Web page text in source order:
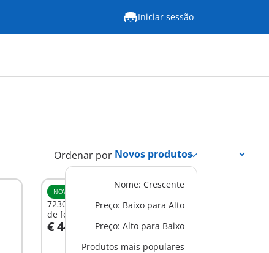
Iniciar sessão
Ordenar por
Nome: Crescente
Preço: Baixo para Alto
Preço: Alto para Baixo
Produtos mais populares
NOVO
72305 - Trator grande com fardos
de feno
€ 44,99
Ao carrinho